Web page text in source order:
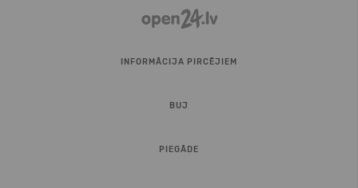
INFORMĀCIJA PIRCĒJIEM
BUJ
PIEGĀDE